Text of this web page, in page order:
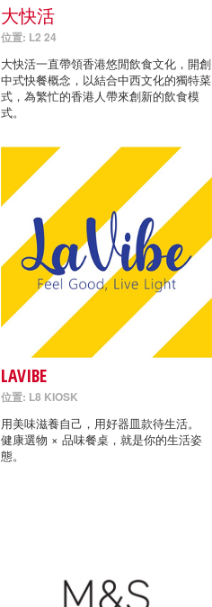
大快活
位置: L2 24
大快活一直帶領香港悠閒飲食文化，開創
中式快餐概念，以結合中西文化的獨特菜
式，為繁忙的香港人帶來創新的飲食模
式。
LAVIBE
位置: L8 KIOSK
用美味滋養自己，用好器皿款待生活。
健康選物 × 品味餐桌，就是你的生活姿
態。